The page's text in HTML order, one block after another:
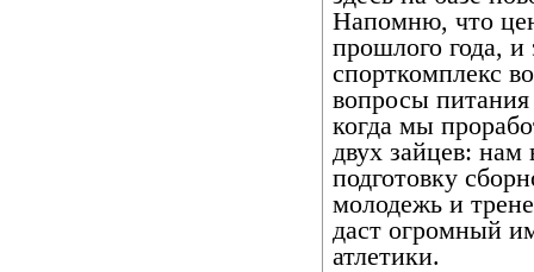
Напомню, что
прошлого года,
спорткомплекс
вопросы
когда мы
двух зайцев: нам
подготовку
молодежь и
даст огромный
атлетики.